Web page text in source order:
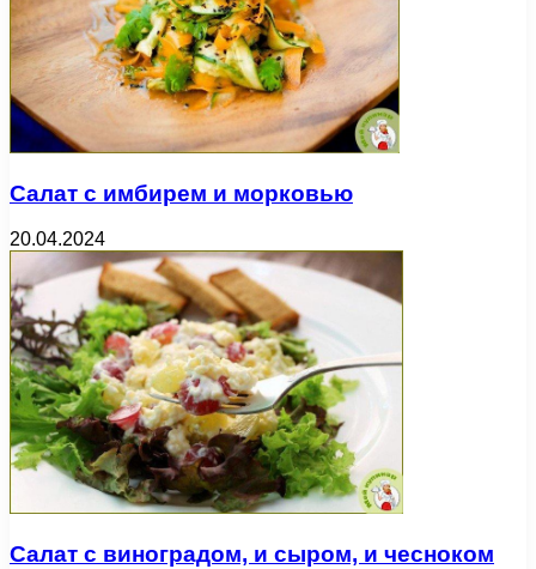
Салат с имбирем и морковью
20.04.2024
Салат с виноградом, и сыром, и чесноком